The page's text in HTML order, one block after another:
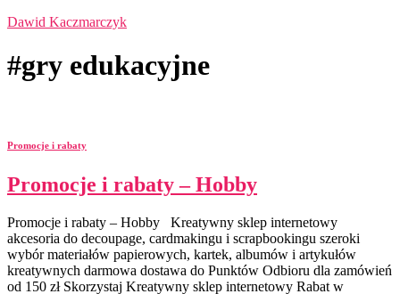
Dawid Kaczmarczyk
#gry edukacyjne
Promocje i rabaty
Promocje i rabaty – Hobby
Promocje i rabaty – Hobby Kreatywny sklep internetowy
akcesoria do decoupage, cardmakingu i scrapbookingu szeroki
wybór materiałów papierowych, kartek, albumów i artykułów
kreatywnych darmowa dostawa do Punktów Odbioru dla zamówień
od 150 zł Skorzystaj Kreatywny sklep internetowy Rabat w